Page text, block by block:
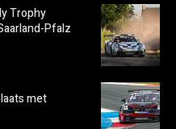
Trophy
Pfalz
met